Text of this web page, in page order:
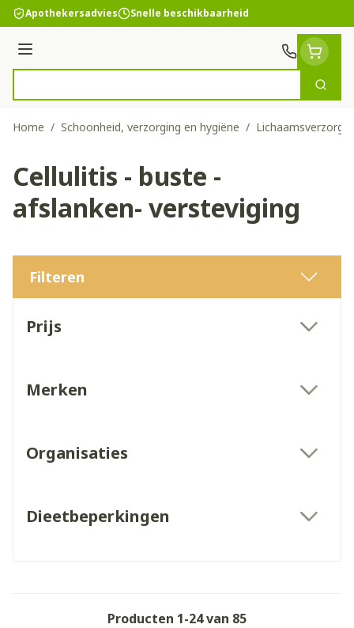
Ga naar de inhoud
Apothekersadvies Snelle beschikbaarheid
Menu
Zoek
Home / Schoonheid, verzorging en hygiëne /
Cellulitis - buste -
afslanken- versteviging
Filteren
Prijs
Merken
Organisaties
Dieetbeperkingen
Producten 1-24van 85